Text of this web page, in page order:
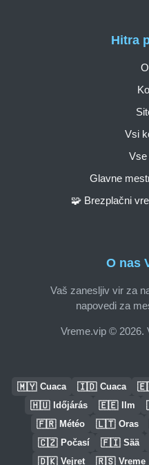
O nas
Vaš zanesljiv vir za
napovedi za
Vreme.vip © 2026.
Hitra
Vsi
Vse
Glavne
🧩 Brezplačni
🇲🇾 Cuaca 🇮🇩 Cuaca
🇭🇺 Időjárás 🇪🇪 Ilm
🇫🇷 Météo 🇱🇹 Oras
🇨🇿 Počasí 🇫🇮 Sää
🇩🇰 Vejret 🇷🇸 Vreme